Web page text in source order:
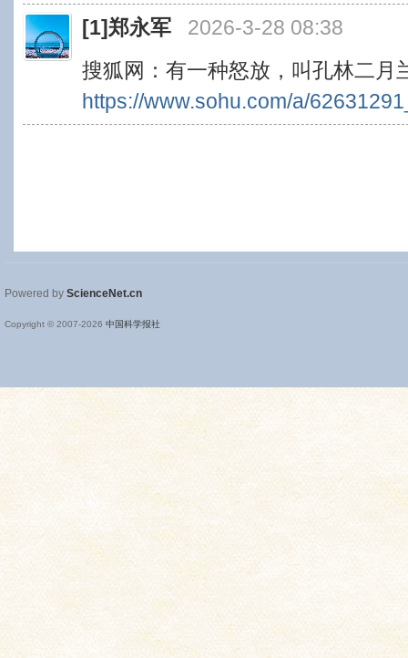
[1]郑永军
2026-3-28 08:38
搜狐网：有一种怒放，叫孔林二月
https://www.sohu.com/a/
Powered by ScienceNet.cn
Copyright © 2007-2026 中国科学报社